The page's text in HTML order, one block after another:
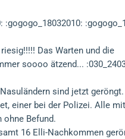
:gogogo_18032010:
Das Warten und die
soooo ätzend...
sind jetzt
einer bei der Polizei. Alle
ohne Befund.
16 Elli-Nachkommen